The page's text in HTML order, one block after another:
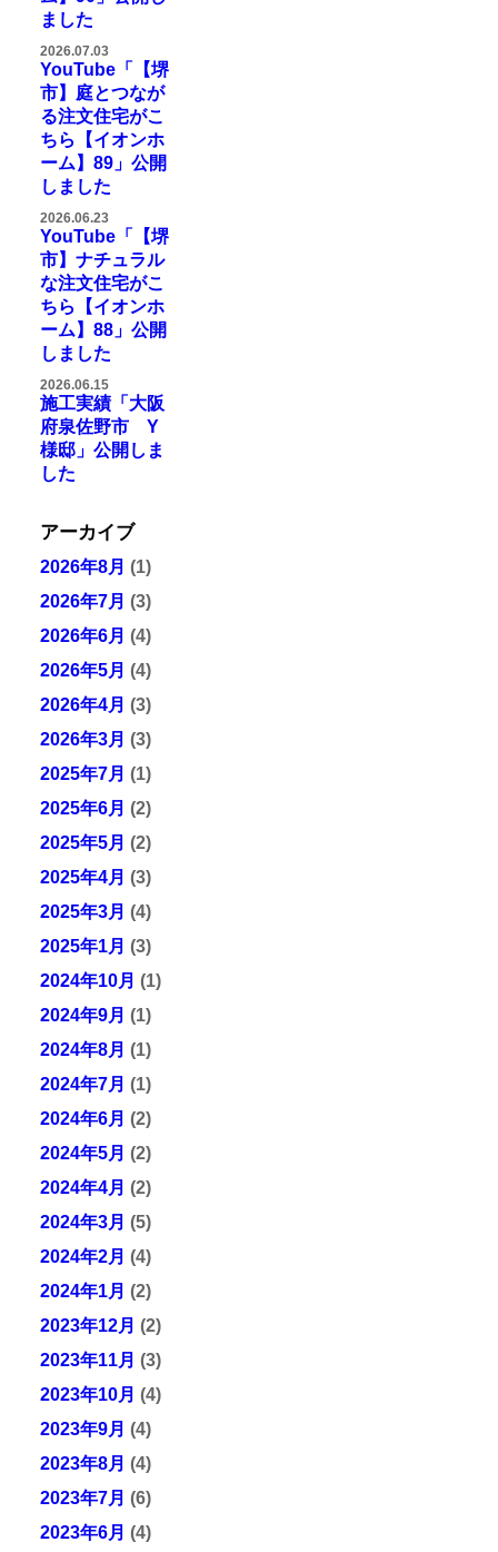
ました
2026.07.03
YouTube「【堺
市】庭とつなが
る注文住宅がこ
ちら【イオンホ
ーム】89」公開
しました
2026.06.23
YouTube「【堺
市】ナチュラル
な注文住宅がこ
ちら【イオンホ
ーム】88」公開
しました
2026.06.15
施工実績「大阪
府泉佐野市 Y
様邸」公開しま
した
アーカイブ
2026年8月 (1)
2026年7月 (3)
2026年6月 (4)
2026年5月 (4)
2026年4月 (3)
2026年3月 (3)
2025年7月 (1)
2025年6月 (2)
2025年5月 (2)
2025年4月 (3)
2025年3月 (4)
2025年1月 (3)
2024年10月 (1)
2024年9月 (1)
2024年8月 (1)
2024年7月 (1)
2024年6月 (2)
2024年5月 (2)
2024年4月 (2)
2024年3月 (5)
2024年2月 (4)
2024年1月 (2)
2023年12月 (2)
2023年11月 (3)
2023年10月 (4)
2023年9月 (4)
2023年8月 (4)
2023年7月 (6)
2023年6月 (4)